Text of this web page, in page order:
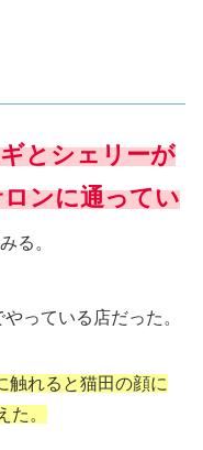
とシェリーが
ンに通ってい
る。
っている店だった。
触れると猫田の顔に
た。